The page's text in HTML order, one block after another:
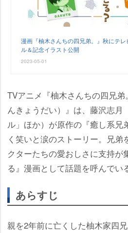
漫画『柚木さんちの四兄弟。』秋にテ
ル＆記念イラスト公開
2023-05-01
TVアニメ『柚木さんちの四兄
んきょうだい）』は、藤沢志月
ル」ほか）が原作の『癒し系兄
く笑いと涙のストーリー。兄弟
クターたちの愛おしさに支持が
る』漫画として話題を呼んでい
あらすじ
親を2年前に亡くした柚木家四兄